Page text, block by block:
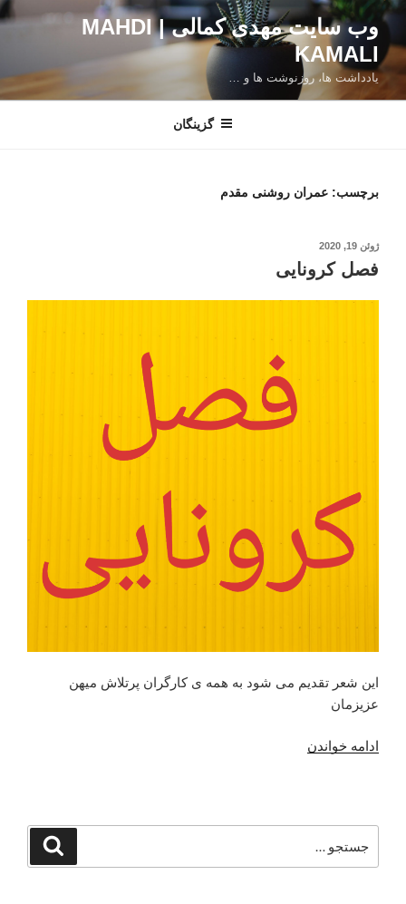
رفتن
محتوا
وب سایت مهدی کمالی | MAHDI
KAMALI
یادداشت ها، روزنوشت ها و …
گزینگان
برچسب: عمران روشنی مقدم
نوشته‌شده
در
ژوئن 19, 2020
فصل کرونایی
این شعر تقدیم می شود به همه ی کارگران پرتلاش میهن
عزیزمان
ادامه خواندن
برای
جستجو